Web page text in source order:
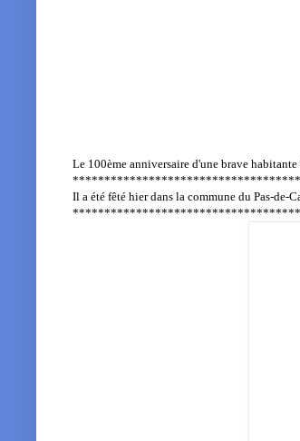
Le 100ème anniversaire d'une brave
Il a été fêté hier dans la commune du Pas-de-